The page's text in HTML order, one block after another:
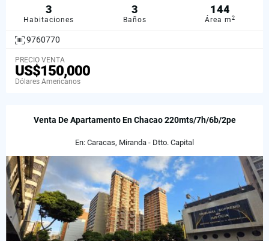
3
Habitaciones
3
Baños
144
Área m2
9760770
PRECIO VENTA
US$150,000
Dólares Americanos
Venta De Apartamento En Chacao 220mts/7h/6b/2pe
En: Caracas, Miranda - Dtto. Capital